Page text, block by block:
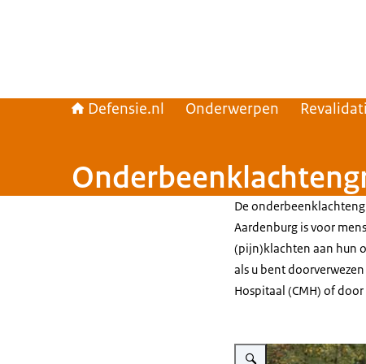
Defensie.nl Onderwerpen
De
Aardenburg is voor
(pijn)klachten aan hun
als u bent
Hospitaal (CMH) of
Vergroot afbeelding 2